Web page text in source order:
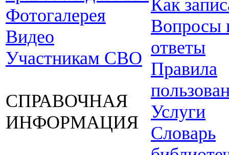
Фотогалерея
Видео
Участникам СВО
СПРАВОЧНАЯ
ИНФОРМАЦИЯ
Как
Вопросы
ответы
Правила
Услуги
Словарь